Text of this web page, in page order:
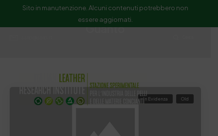
Sito in manutenzione. Alcuni contenuti potrebbero non
essere aggiornati.
Guanto
In Evidenza Old